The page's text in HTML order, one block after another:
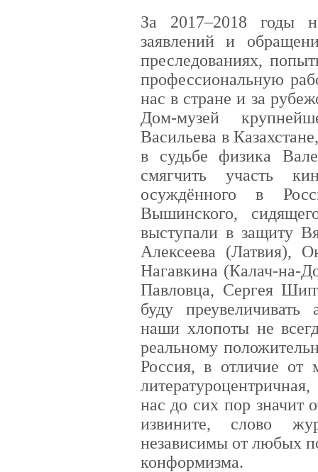
За 2017–2018 годы
заявлений и
преследованиях,
профессиональную
нас в стране и за
Дом-музей
Васильева в
в судьбе физика
смягчить участь
осуждённого в
Вышинского,
выступали в защиту
Алексеева (Латвия),
Нагавкина (Калач-на-
Павловца, Сергея
буду преувеличивать
наши хлопоты не
реальному
Россия, в отличие от
нас до сих пор значит
извините, слово
независимы от любых
конформизма.